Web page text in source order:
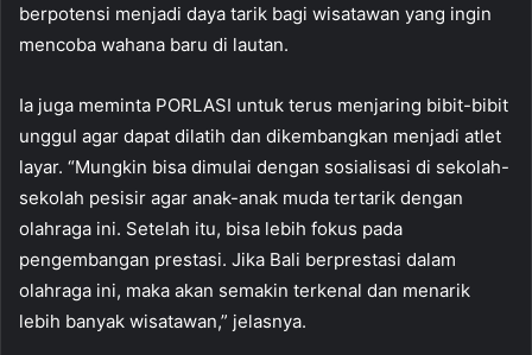
berpotensi menjadi daya tarik bagi wisatawan yang ingin
mencoba wahana baru di lautan.
Ia juga meminta PORLASI untuk terus menjaring bibit-bibit
unggul agar dapat dilatih dan dikembangkan menjadi atlet
layar. “Mungkin bisa dimulai dengan sosialisasi di sekolah-
sekolah pesisir agar anak-anak muda tertarik dengan
olahraga ini. Setelah itu, bisa lebih fokus pada
pengembangan prestasi. Jika Bali berprestasi dalam
olahraga ini, maka akan semakin terkenal dan menarik
lebih banyak wisatawan,” jelasnya.